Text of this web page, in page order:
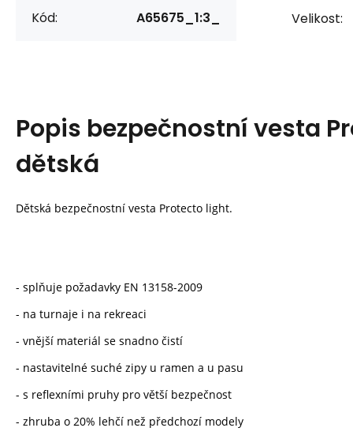
Kód: A65675_1:3_ Velikost:
Popis bezpečnostní vesta
dětská
Dětská bezpečnostní vesta Protecto light.
- splňuje požadavky EN 13158-2009
- na turnaje i na rekreaci
- vnější materiál se snadno čistí
- nastavitelné suché zipy u ramen a u pasu
- s reflexními pruhy pro větší bezpečnost
- zhruba o 20% lehčí než předchozí modely